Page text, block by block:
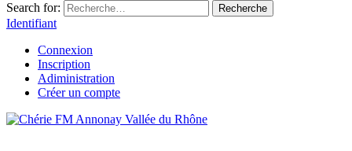
Search for:
Recherche
Identifiant
Connexion
Inscription
Adiministration
Créer un compte